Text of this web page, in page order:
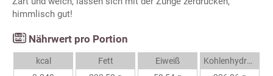
himmlisch gut!
Nährwert pro Portion
kcal
Fett
Eiweiß
Kohlenhydrate